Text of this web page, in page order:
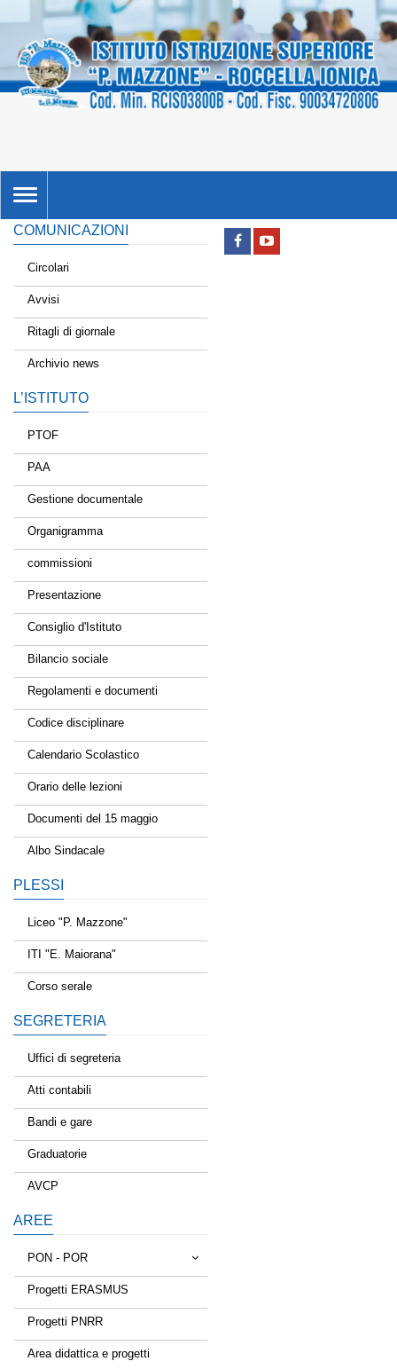
TOGGLE
NAVIGATION
COMUNICAZIONI
Circolari
Avvisi
Ritagli di giornale
Archivio news
L’ISTITUTO
PTOF
PAA
Gestione documentale
Organigramma
commissioni
Presentazione
Consiglio d'Istituto
Bilancio sociale
Regolamenti e documenti
Codice disciplinare
Calendario Scolastico
Orario delle lezioni
Documenti del 15 maggio
Albo Sindacale
PLESSI
Liceo "P. Mazzone"
ITI "E. Maiorana"
Corso serale
SEGRETERIA
Uffici di segreteria
Atti contabili
Bandi e gare
Graduatorie
AVCP
AREE
PON - POR
Tessere la rete
Estate a scuola
Scuola d'estate
Progetti ERASMUS
Progetti PNRR
Area didattica e progetti